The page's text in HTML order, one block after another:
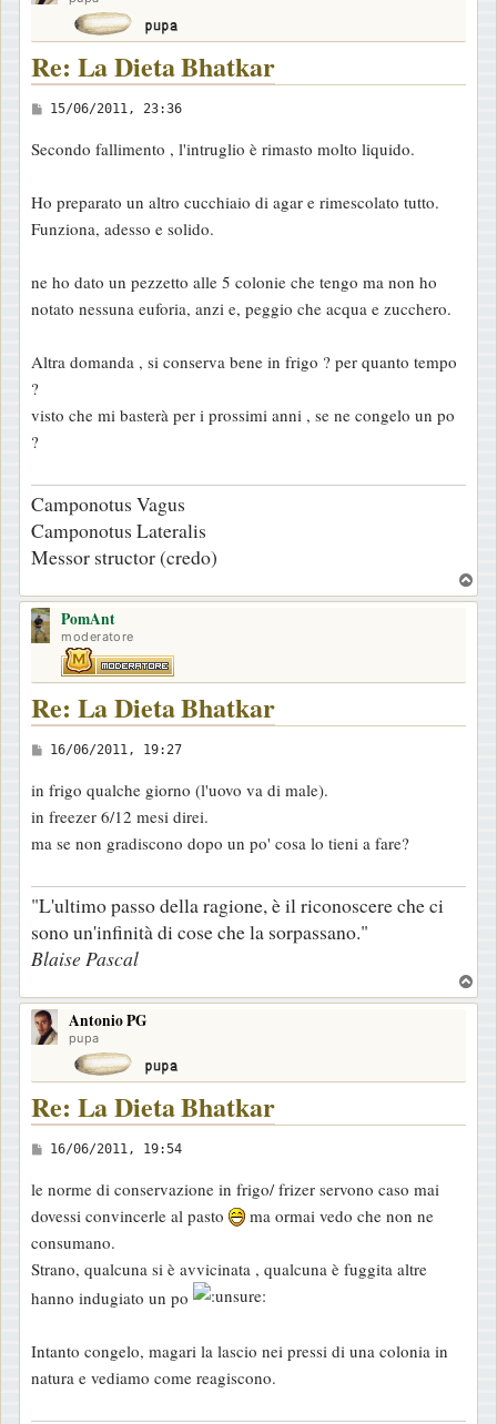
Re: La Dieta Bhatkar
M
s
a
g
i
o
15/06/2011, 23:36
Secondo fallimento , l'intruglio è rimasto molto liquido.
Ho preparato un altro cucchiaio di agar e rimescolato tutto.
Funziona, adesso e solido.
ne ho dato un pezzetto alle 5 colonie che tengo ma non ho
notato nessuna euforia, anzi e, peggio che acqua e zucchero.
Altra domanda , si conserva bene in frigo ? per quanto tempo
?
visto che mi basterà per i prossimi anni , se ne congelo un po
?
Camponotus Vagus
Camponotus Lateralis
Messor structor (credo)
o
PomAnt
moderatore
Re: La Dieta Bhatkar
M
s
s
a
g
i
o
16/06/2011, 19:27
in frigo qualche giorno (l'uovo va di male).
in freezer 6/12 mesi direi.
ma se non gradiscono dopo un po' cosa lo tieni a fare?
"L'ultimo passo della ragione, è il riconoscere che ci
sono un'infinità di cose che la sorpassano."
Blaise Pascal
o
Antonio PG
pupa
Re: La Dieta Bhatkar
M
s
s
a
g
g
o
16/06/2011, 19:54
le norme di conservazione in frigo/ frizer servono caso mai
dovessi convincerle al pasto
ma ormai vedo che non ne
consumano.
Strano, qualcuna si è avvicinata , qualcuna è fuggita altre
hanno indugiato un po
Intanto congelo, magari la lascio nei pressi di una colonia in
natura e vediamo come reagiscono.